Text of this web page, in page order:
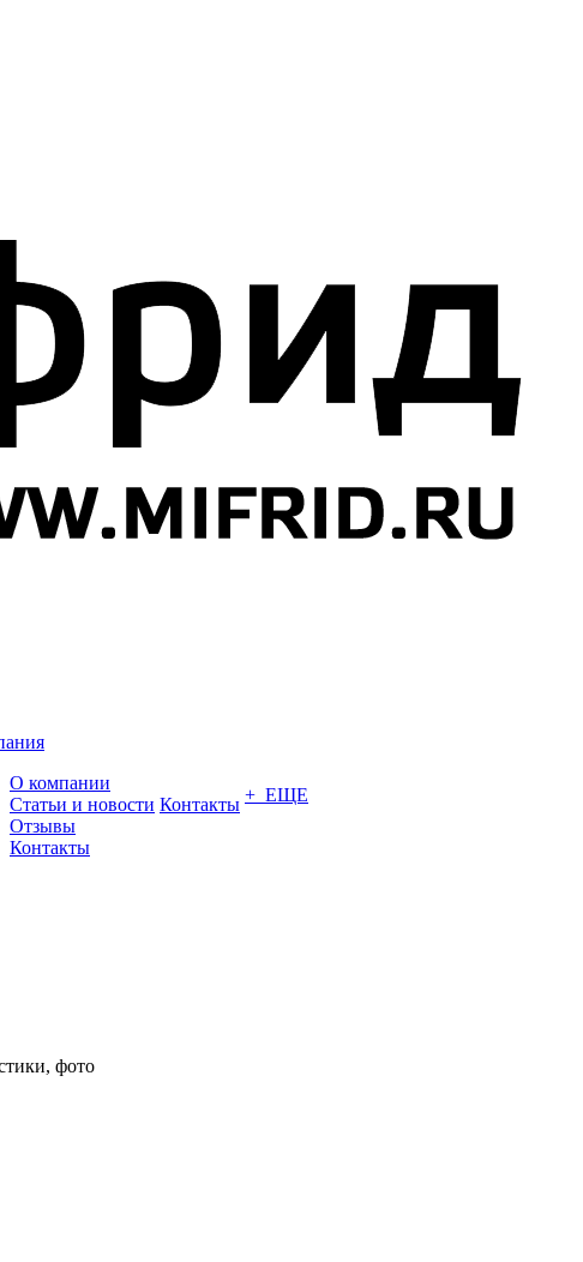
О компании
Статьи и новости
Отзывы
Контакты
Контакты + ЕЩЕ
фото